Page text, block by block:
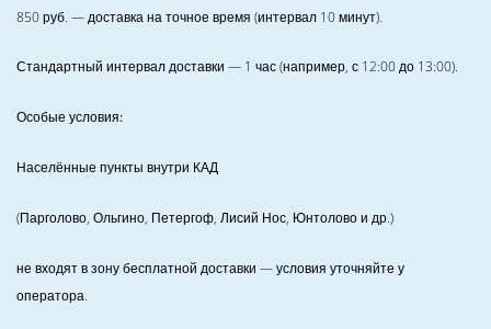
850руб. — доставка на точное время (интервал 10 минут).
Стандартный интервал доставки — 1 час (например, с 12:00 до 13:00).
Особые условия:
Населённые пункты внутри КАД
(Парголово, Ольгино, Петергоф, Лисий Нос, Юнтолово и др.)
не входят в зону бесплатной доставки — условия уточняйте у
оператора.